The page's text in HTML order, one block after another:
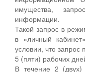
имущества,
информации.
Такой запрос в
в «личный
условии, что запрос
5 (пяти) рабочих
В течение 2